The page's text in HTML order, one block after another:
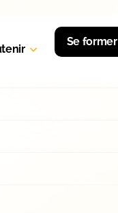
Se former